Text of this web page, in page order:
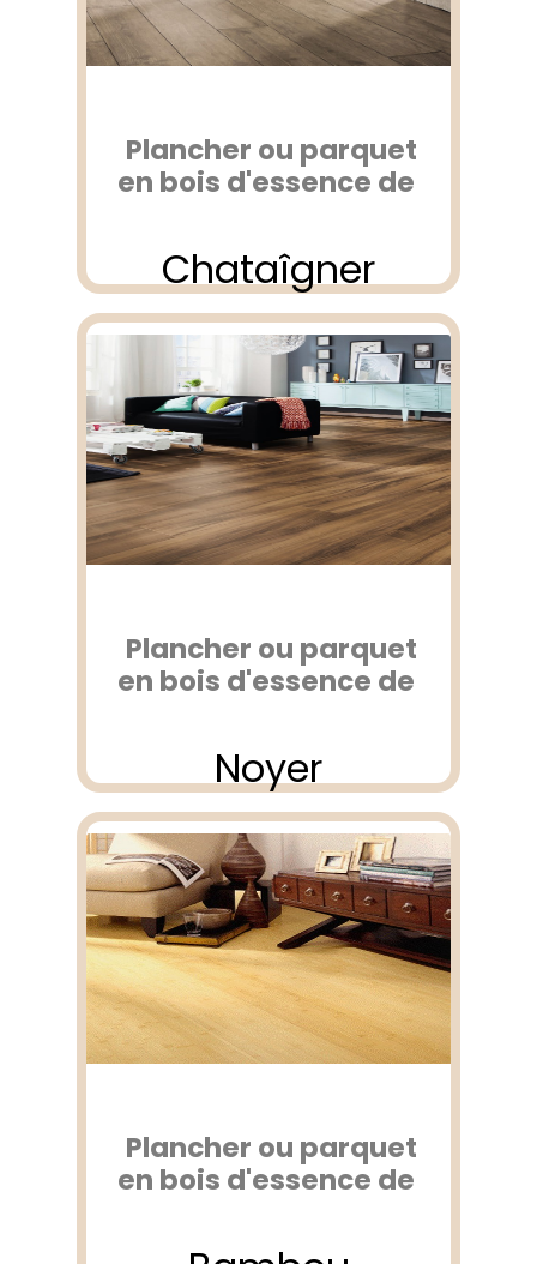
Plancher ou parquet
en bois d'essence de
Chataîgner
Plancher ou parquet
en bois d'essence de
Noyer
Plancher ou parquet
en bois d'essence de